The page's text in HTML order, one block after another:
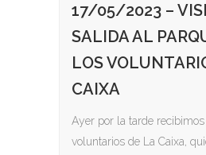
17/05/2023 –
SALIDA AL
LOS
CAIXA
Ayer por la tarde
voluntarios de La Caixa,